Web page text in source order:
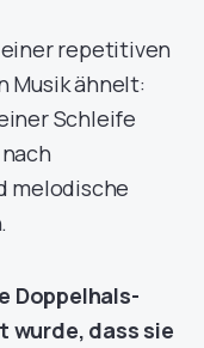
repetitiven
Musik ähnelt:
Schleife
melodische
Doppelhals-
wurde, dass sie